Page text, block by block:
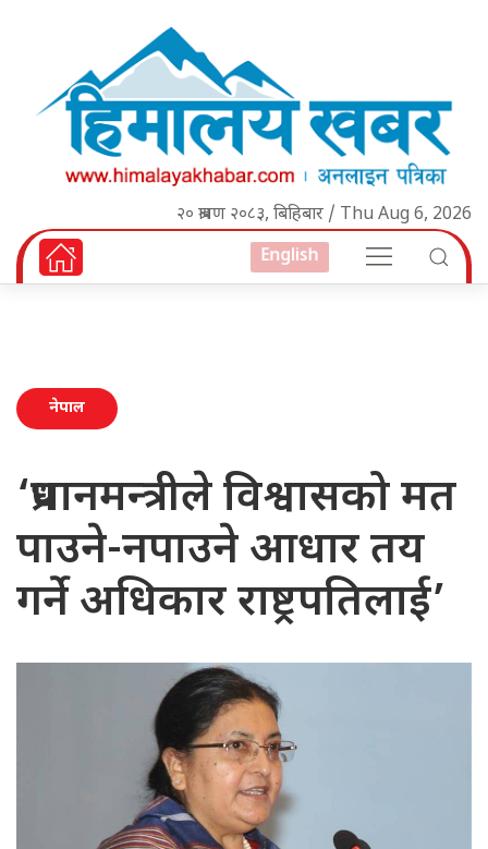
२० श्रावण २०८३, बिहिबार / Thu Aug 6, 2026
English
नेपाल
‘प्रधानमन्त्रीले विश्वासको मत
पाउने-नपाउने आधार तय
गर्ने अधिकार राष्ट्रपतिलाई’